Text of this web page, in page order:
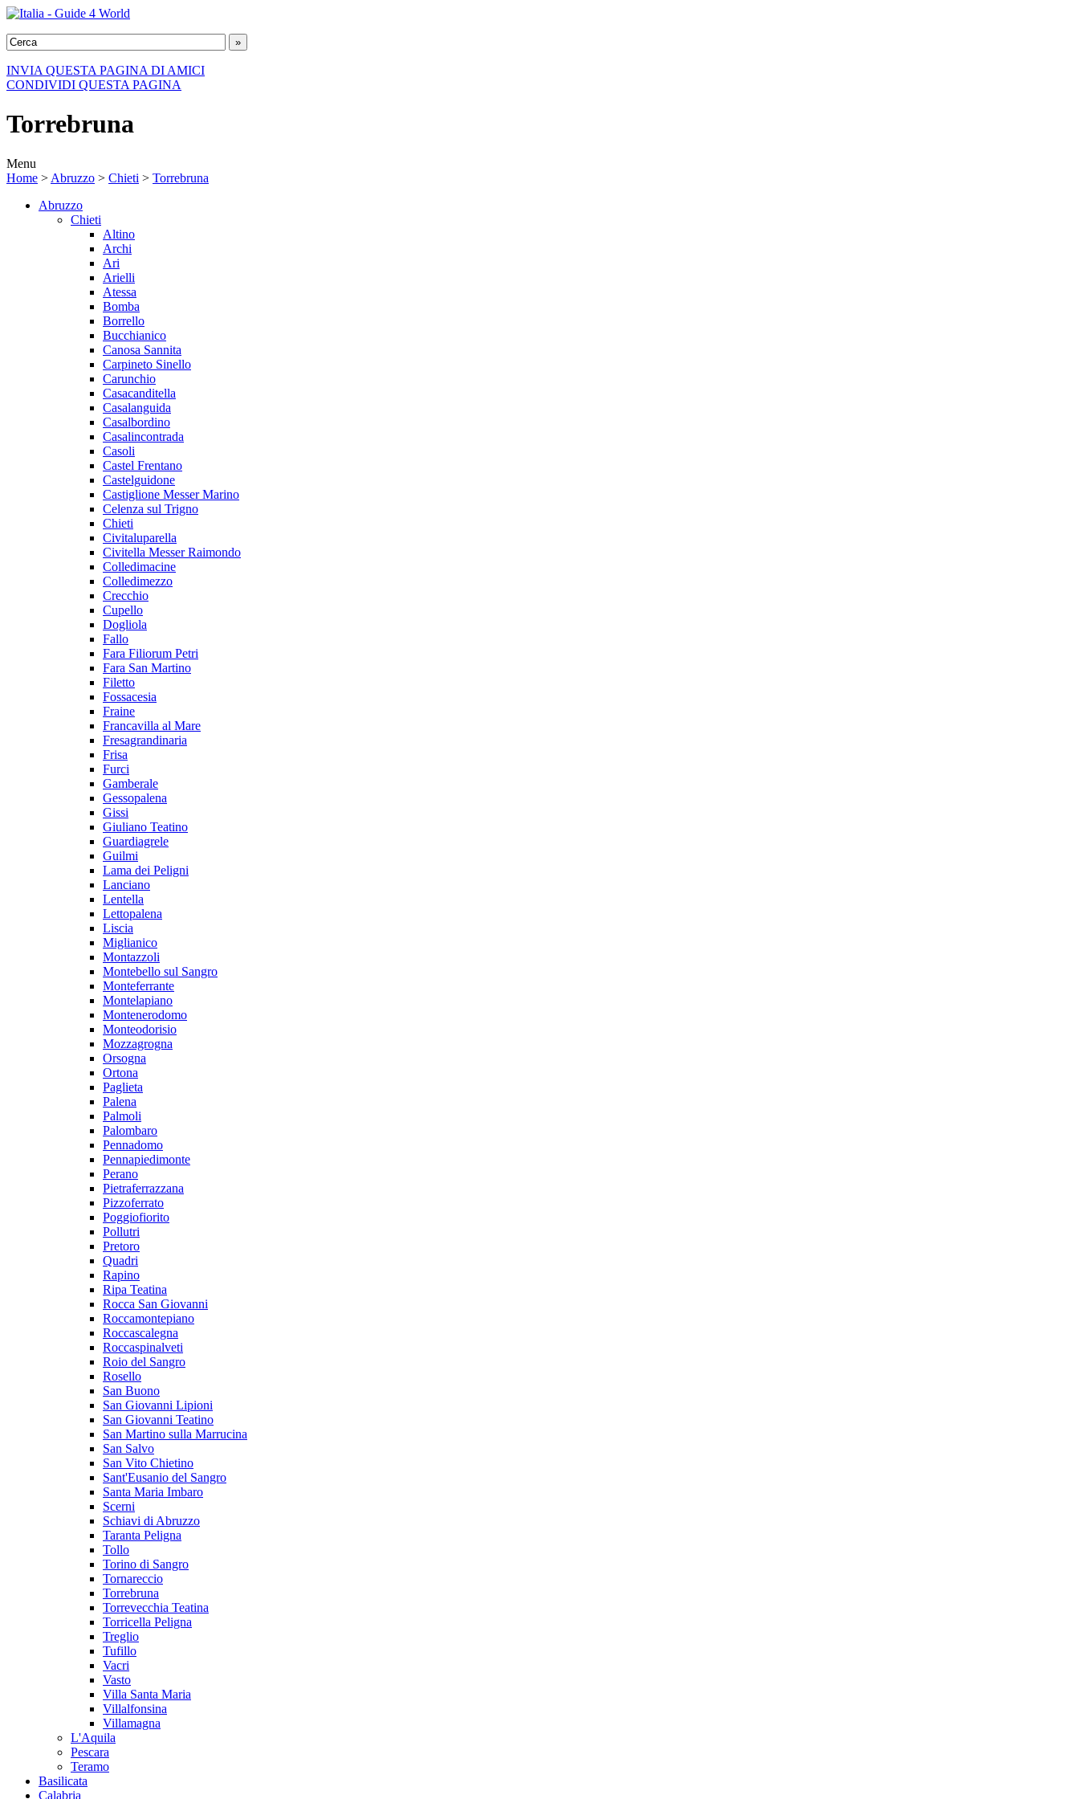
INVIA QUESTA PAGINA DI AMICI
CONDIVIDI QUESTA PAGINA
Torrebruna
Menu
Home > Abruzzo > Chieti > Torrebruna
Abruzzo
Chieti
Altino
Archi
Ari
Arielli
Atessa
Bomba
Borrello
Bucchianico
Canosa Sannita
Carpineto Sinello
Carunchio
Casacanditella
Casalanguida
Casalbordino
Casalincontrada
Casoli
Castel Frentano
Castelguidone
Castiglione Messer Marino
Celenza sul Trigno
Chieti
Civitaluparella
Civitella Messer Raimondo
Colledimacine
Colledimezzo
Crecchio
Cupello
Dogliola
Fallo
Fara Filiorum Petri
Fara San Martino
Filetto
Fossacesia
Fraine
Francavilla al Mare
Fresagrandinaria
Frisa
Furci
Gamberale
Gessopalena
Gissi
Giuliano Teatino
Guardiagrele
Guilmi
Lama dei Peligni
Lanciano
Lentella
Lettopalena
Liscia
Miglianico
Montazzoli
Montebello sul Sangro
Monteferrante
Montelapiano
Montenerodomo
Monteodorisio
Mozzagrogna
Orsogna
Ortona
Paglieta
Palena
Palmoli
Palombaro
Pennadomo
Pennapiedimonte
Perano
Pietraferrazzana
Pizzoferrato
Poggiofiorito
Pollutri
Pretoro
Quadri
Rapino
Ripa Teatina
Rocca San Giovanni
Roccamontepiano
Roccascalegna
Roccaspinalveti
Roio del Sangro
Rosello
San Buono
San Giovanni Lipioni
San Giovanni Teatino
San Martino sulla Marrucina
San Salvo
San Vito Chietino
Sant'Eusanio del Sangro
Santa Maria Imbaro
Scerni
Schiavi di Abruzzo
Taranta Peligna
Tollo
Torino di Sangro
Tornareccio
Torrebruna
Torrevecchia Teatina
Torricella Peligna
Treglio
Tufillo
Vacri
Vasto
Villa Santa Maria
Villalfonsina
Villamagna
L'Aquila
Pescara
Teramo
Basilicata
Calabria